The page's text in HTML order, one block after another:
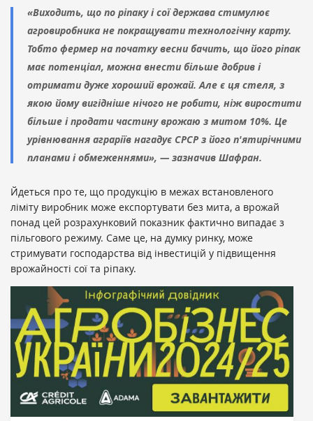
«Виходить, що по ріпаку і сої держава стимулює
агровиробника не покращувати технологічну карту.
Тобто фермер на початку весни бачить, що його ріпак
має потенціал, можна внести більше добрив і
отримати дуже хороший врожай. Але є ця стеля, з
якою йому вигідніше нічого не робити, ніж виростити
більше і продати частину врожаю з митом 10%. Це
урівнювання аграріїв нагадує СРСР з його п'ятирічними
планами і обмеженнями», — зазначив Шафран.
Йдеться про те, що продукцію в межах встановленого
ліміту виробник може експортувати без мита, а врожай
понад цей розрахунковий показник фактично випадає з
пільгового режиму. Саме це, на думку ринку, може
стримувати господарства від інвестицій у підвищення
врожайності сої та ріпаку.